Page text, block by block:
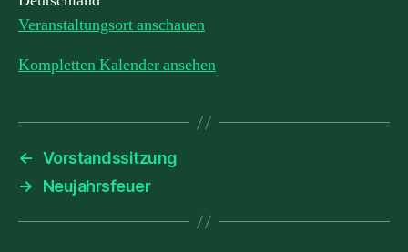
Veranstaltungsort anschauen
Kompletten Kalender ansehen
← Vorstandssitzung
→
Neujahrsfeuer